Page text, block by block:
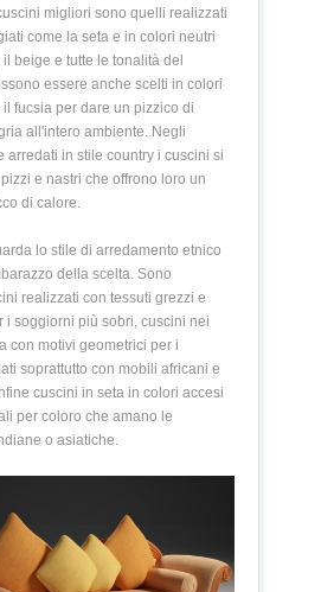
migliori sono quelli realizzati
come la seta e in colori neutri
beige e tutte le tonalità del
essere anche scelti in colori
fucsia per dare un pizzico di
all'intero ambiente. Negli
arredati in stile country i cuscini si
e nastri che offrono loro un
di calore.
lo stile di arredamento etnico
della scelta. Sono
realizzati con tessuti grezzi e
i soggiorni più sobri, cuscini nei
con motivi geometrici per i
soprattutto con mobili africani e
cuscini in seta in colori accesi
per coloro che amano le
o asiatiche.